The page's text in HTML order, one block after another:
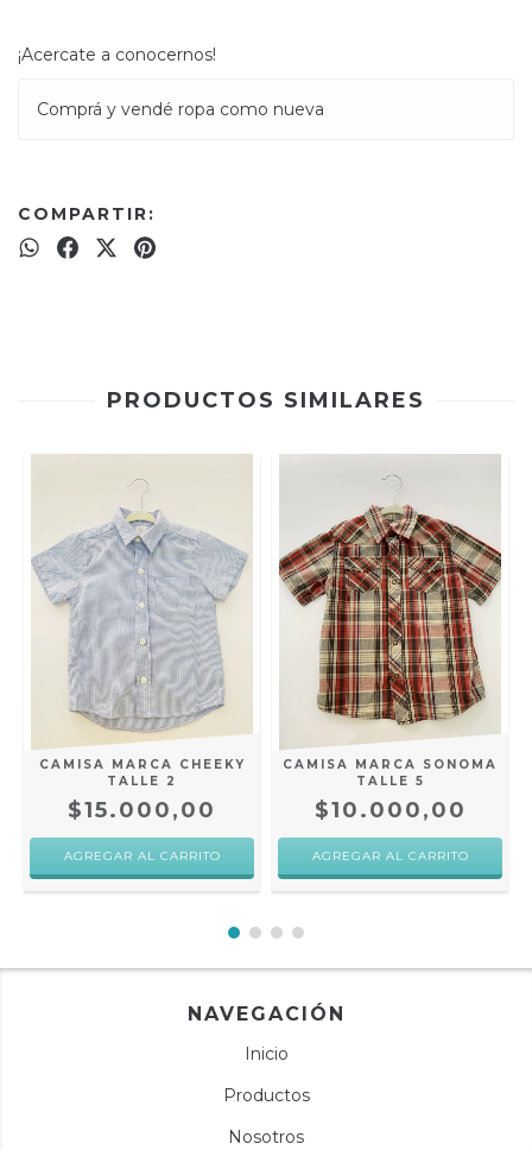
¡Acercate a conocernos!
Comprá y vendé ropa como nueva
COMPARTIR:
PRODUCTOS SIMILARES
CAMISA MARCA CHEEKY
TALLE 2
$15.000,00
CAMISA MARCA SONOMA
TALLE 5
$10.000,00
NAVEGACIÓN
Inicio
Productos
Nosotros